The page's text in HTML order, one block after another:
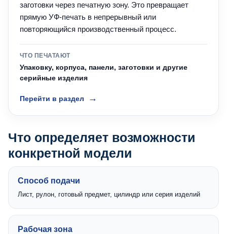
заготовки через печатную зону. Это превращает
прямую УФ-печать в непрерывный или
повторяющийся производственный процесс.
ЧТО ПЕЧАТАЮТ
Упаковку, корпуса, панели, заготовки и другие
серийные изделия
Перейти в раздел
Что определяет возможности
конкретной модели
Способ подачи
Лист, рулон, готовый предмет, цилиндр или серия изделий
Рабочая зона